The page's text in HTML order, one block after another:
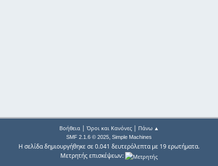
Βοήθεια| Όροι και Κανόνες| Πάνω ▲
SMF 2.1.6 © 2025, Simple Machines
Η σελίδα δημιουργήθηκε σε 0.041 δευτερόλεπτα με 19 ερωτήματα.
Μετρητής επισκέψεων: